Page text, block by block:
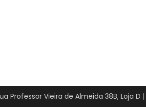
Professor Vieira de Almeida 38B, Loja D